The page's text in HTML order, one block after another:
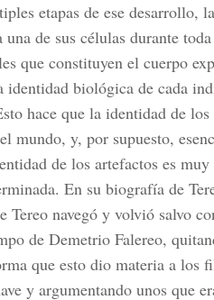
etapas de ese desarrollo,
de sus células durante
que constitu­yen el cuerpo
identidad biológica de cada
hace que la identidad de
mundo, y, por supuesto,
de los artefactos es
En su biografía de
Tereo navegó y volvió salvo
de Demetrio Falereo,
que esto dio materia a los
y argumentando unos que